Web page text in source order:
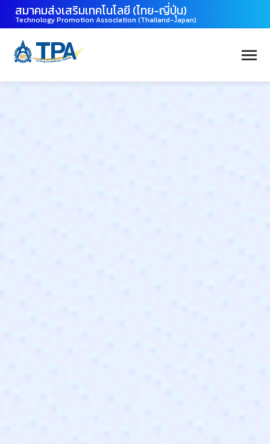
สมาคมส่งเสริมเทคโนโลยี (ไทย-ญี่ปุ่น)
Technology Promotion Association (Thailand-Japan)